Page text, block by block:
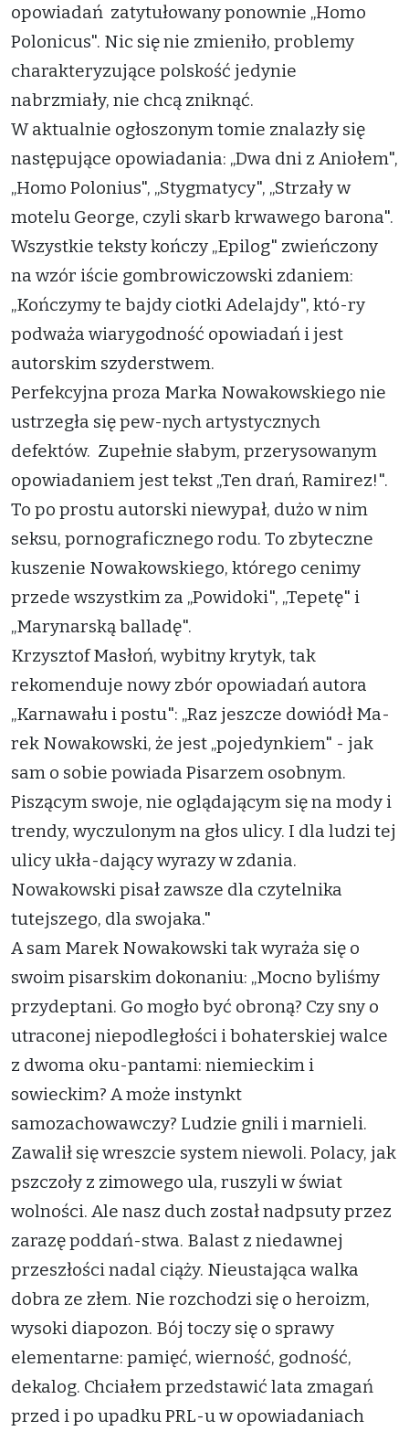
opowiadań zatytułowany ponownie „Homo
Polonicus". Nic się nie zmieniło, problemy
charakteryzujące polskość jedynie
nabrzmiały, nie chcą zniknąć.
W aktualnie ogłoszonym tomie znalazły się
następujące opowiadania: „Dwa dni z Aniołem",
„Homo Polonius", „Stygmatycy", „Strzały w
motelu George, czyli skarb krwawego barona".
Wszystkie teksty kończy „Epilog" zwieńczony
na wzór iście gombrowiczowski zdaniem:
„Kończymy te bajdy ciotki Adelajdy", któ-ry
podważa wiarygodność opowiadań i jest
autorskim szyderstwem.
Perfekcyjna proza Marka Nowakowskiego nie
ustrzegła się pew-nych artystycznych
defektów. Zupełnie słabym, przerysowanym
opowiadaniem jest tekst „Ten drań, Ramirez!".
To po prostu autorski niewypał, dużo w nim
seksu, pornograficznego rodu. To zbyteczne
kuszenie Nowakowskiego, którego cenimy
przede wszystkim za „Powidoki", „Tepetę" i
„Marynarską balladę".
Krzysztof Masłoń, wybitny krytyk, tak
rekomenduje nowy zbór opowiadań autora
„Karnawału i postu": „Raz jeszcze dowiódł Ma-
rek Nowakowski, że jest „pojedynkiem" - jak
sam o sobie powiada Pisarzem osobnym.
Piszącym swoje, nie oglądającym się na mody i
trendy, wyczulonym na głos ulicy. I dla ludzi tej
ulicy ukła-dający wyrazy w zdania.
Nowakowski pisał zawsze dla czytelnika
tutejszego, dla swojaka."
A sam Marek Nowakowski tak wyraża się o
swoim pisarskim dokonaniu: „Mocno byliśmy
przydeptani. Go mogło być obroną? Czy sny o
utraconej niepodległości i bohaterskiej walce
z dwoma oku-pantami: niemieckim i
sowieckim? A może instynkt
samozachowawczy? Ludzie gnili i marnieli.
Zawalił się wreszcie system niewoli. Polacy, jak
pszczoły z zimowego ula, ruszyli w świat
wolności. Ale nasz duch został nadpsuty przez
zarazę poddań-stwa. Balast z niedawnej
przeszłości nadal ciąży. Nieustająca walka
dobra ze złem. Nie rozchodzi się o heroizm,
wysoki diapozon. Bój toczy się o sprawy
elementarne: pamięć, wierność, godność,
dekalog. Chciałem przedstawić lata zmagań
przed i po upadku PRL-u w opowiadaniach